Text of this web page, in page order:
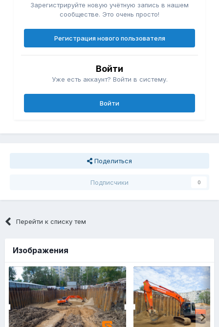
Зарегистрируйте новую учётную запись в нашем
сообществе. Это очень просто!
Регистрация нового пользователя
Войти
Уже есть аккаунт? Войти в систему.
Войти
Поделиться
Подписчики 0
Перейти к списку тем
Изображения